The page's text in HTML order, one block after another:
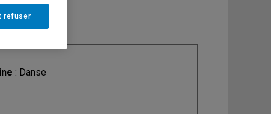
: Danse
refuser